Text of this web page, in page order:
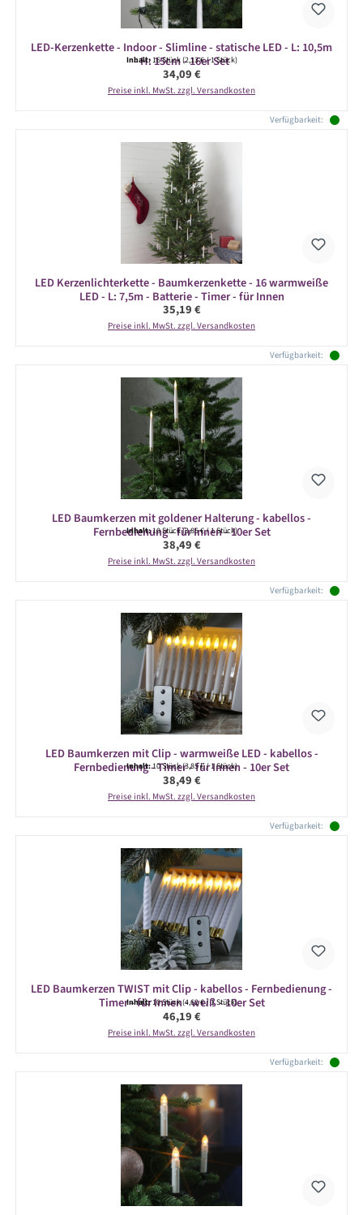
LED-Kerzenkette - Indoor - Slimline - statische LED - L: 10,5m
- H: 15cm - 16er Set
Inhalt:16 Stück(2,13 € / 1 Stück)
Regulärer Preis:
34,09 €
Preise inkl. MwSt. zzgl. Versandkosten
Verfügbarkeit:
LED Kerzenlichterkette - Baumkerzenkette - 16 warmweiße
LED - L: 7,5m - Batterie - Timer - für Innen
Regulärer Preis:
35,19 €
Preise inkl. MwSt. zzgl. Versandkosten
Verfügbarkeit:
LED Baumkerzen mit goldener Halterung - kabellos -
Fernbedienung - für Innen - 10er Set
Inhalt:10 Stück(3,85 € / 1 Stück)
Regulärer Preis:
38,49 €
Preise inkl. MwSt. zzgl. Versandkosten
Verfügbarkeit:
LED Baumkerzen mit Clip - warmweiße LED - kabellos -
Fernbedienung - Timer - für Innen - 10er Set
Inhalt:10 Stück(3,85 € / 1 Stück)
Regulärer Preis:
38,49 €
Preise inkl. MwSt. zzgl. Versandkosten
Verfügbarkeit:
LED Baumkerzen TWIST mit Clip - kabellos - Fernbedienung -
Timer - für Innen - weiß - 10er Set
Inhalt:10 Stück(4,62 € / 1 Stück)
Regulärer Preis:
46,19 €
Preise inkl. MwSt. zzgl. Versandkosten
Verfügbarkeit: